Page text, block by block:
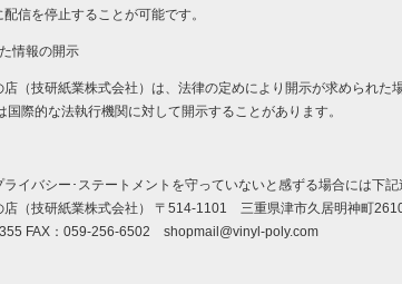
信を停止することが可能です。
情報の開示
店（技研紙業株式会社）は、法律の定めにより開示が求められた
国際的な法執行機関に対して開示することがあります。
イバシー･ステートメントを守っていないと感ずる場合には下記
店（技研紙業株式会社） 〒514-1101 三重県津市久居明神町
FAX：059-256-6502 shopmail@vinyl-poly.com